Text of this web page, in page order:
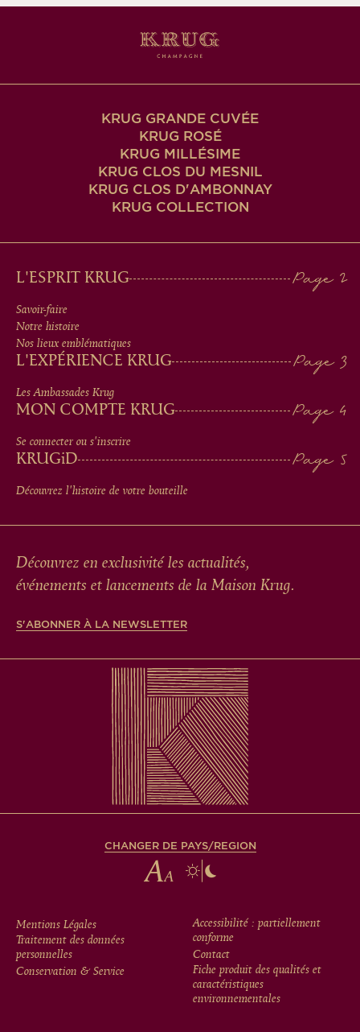
KRUG GRANDE CUVÉE
KRUG ROSÉ
KRUG MILLÉSIME
KRUG CLOS DU MESNIL
KRUG CLOS D'AMBONNAY
KRUG COLLECTION
MAIN
MEN
IN
FOOTER
L'ESPRIT KRUG
Savoir-faire
Notre histoire
Nos lieux emblématiques
L'EXPÉRIENCE KRUG
Les Ambassades Krug
MON COMPTE KRUG
Se connecter ou s'inscrire
KRUGiD
Découvrez l'histoire de votre bouteille
Découvrez en exclusivité les actualités,
événements et lancements de la Maison Krug.
S'ABONNER À LA NEWSLETTER
CHANGER DE PAYS/REGION
FOOTER
MENU
Mentions Légales
Traitement des données
personnelles
Conservation & Service
Accessibilité : partiellement
conforme
Contact
Fiche produit des qualités et
caractéristiques
environnementales